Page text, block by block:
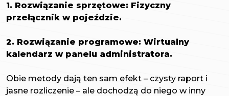
1. Rozwiązanie sprzętowe: Fizyczny
przełącznik w pojeździe.
2. Rozwiązanie programowe: Wirtualny
kalendarz w panelu administratora.
Obie metody dają ten sam efekt – czysty raport i
jasne rozliczenie – ale dochodzą do niego w inny